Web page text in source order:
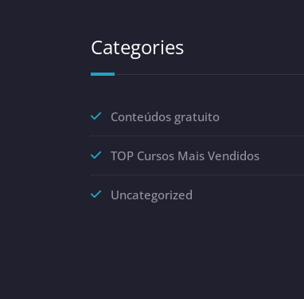
Categories
Conteúdos gratuito
TOP Cursos Mais Vendidos
Uncategorized